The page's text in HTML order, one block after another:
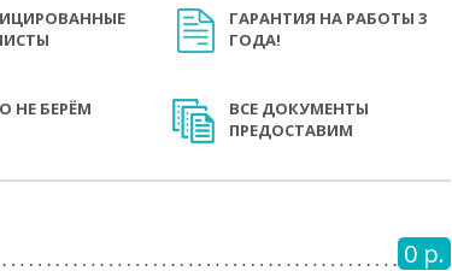
ГАРАНТИЯ НА РАБОТЫ 3
ГОДА!
НЕ БЕРЁМ
ВСЕ ДОКУМЕНТЫ
ПРЕДОСТАВИМ
0 р.